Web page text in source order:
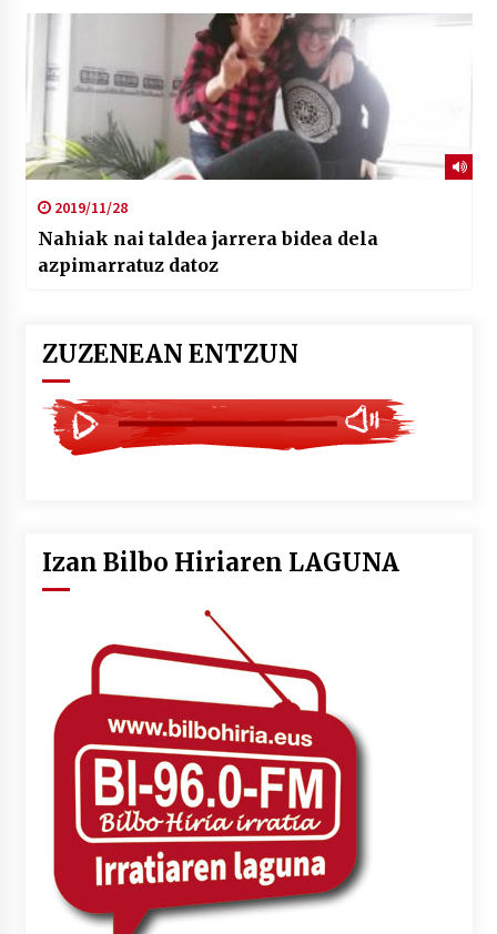
2019/11/28
Nahiak nai taldea jarrera bidea dela
azpimarratuz datoz
ZUZENEAN ENTZUN
Izan Bilbo Hiriaren LAGUNA